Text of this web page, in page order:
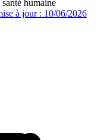
humaine
à jour : 10/06/2026